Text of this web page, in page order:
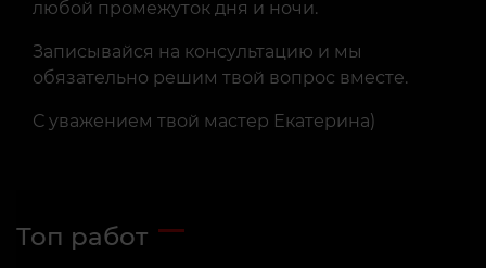
любой промежуток дня и ночи.
Записывайся на консультацию и мы
обязательно решим твой вопрос вместе.
С уважением твой мастер Екатерина)
Топ работ